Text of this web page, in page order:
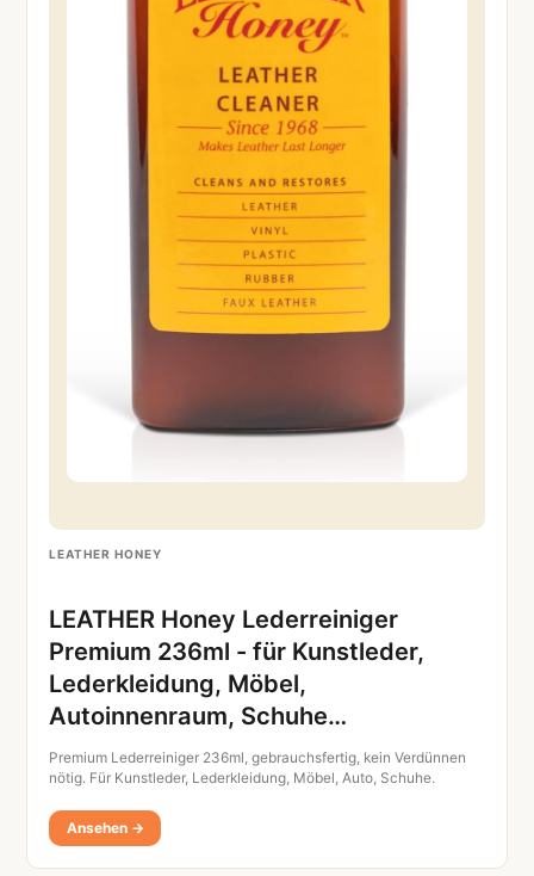
LEATHER HONEY
LEATHER Honey Lederreiniger
Premium 236ml - für Kunstleder,
Lederkleidung, Möbel,
Autoinnenraum, Schuhe…
Premium Lederreiniger 236ml, gebrauchsfertig, kein Verdünnen
nötig. Für Kunstleder, Lederkleidung, Möbel, Auto, Schuhe.
Ansehen →